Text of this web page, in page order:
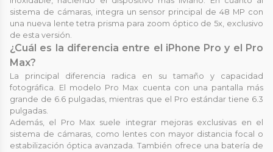
sistema de cámaras, integra un sensor principal de 48 MP con
una nueva lente tetra prisma para zoom óptico de 5x, exclusivo
de esta versión.
¿Cuál es la diferencia entre el iPhone Pro y el Pro
Max?
La principal diferencia radica en su tamaño y capacidad
fotográfica. El modelo Pro Max cuenta con una pantalla más
grande de 6.6 pulgadas, mientras que el Pro estándar tiene 6.3
pulgadas.
Además, el Pro Max suele integrar mejoras exclusivas en el
sistema de cámaras, como lentes con mayor distancia focal o
estabilización óptica avanzada. También ofrece una batería de